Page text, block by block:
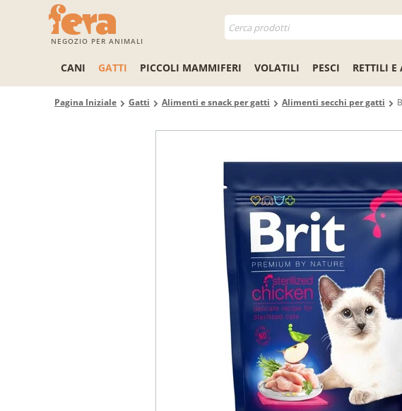
NEGOZIO PER ANIMALI
CANI GATTI PICCOLI MAMMIFERI VOLATILI PESCI RETTILI E
Pagina Iniziale Gatti Alimenti e snack per gatti Alimenti secchi per gatti